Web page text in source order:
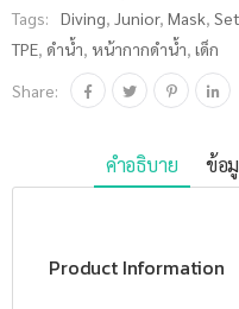
Tags:
Diving, Junior, Mask, Set
TPE, ดำน้ำ, หน้ากากดำน้ำ, เด็ก
Share:
คำอธิบาย ข้อ
Product Information